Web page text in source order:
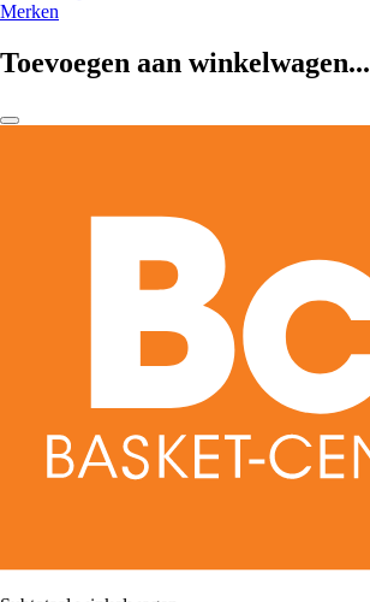
Merken
Toevoegen aan winkelwagen...